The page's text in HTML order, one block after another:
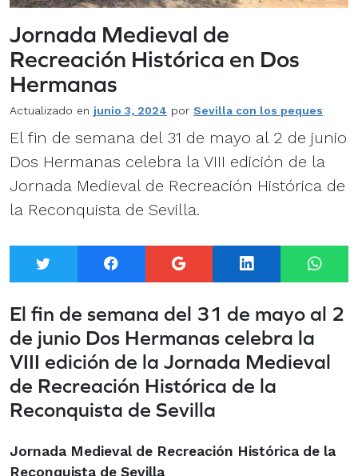
Jornada Medieval de
Recreación Histórica en Dos
Hermanas
Actualizado en junio 3, 2024 por Sevilla con los peques
El fin de semana del 31 de mayo al 2 de junio
Dos Hermanas celebra la VIII edición de la
Jornada Medieval de Recreación Histórica de
la Reconquista de Sevilla.
Twitter Facebook Google+
El fin de semana del 31 de mayo al 2
de junio Dos Hermanas celebra la
VIII edición de la Jornada Medieval
de Recreación Histórica de la
Reconquista de Sevilla
Jornada Medieval de Recreación Histórica de la
Reconquista de Sevilla